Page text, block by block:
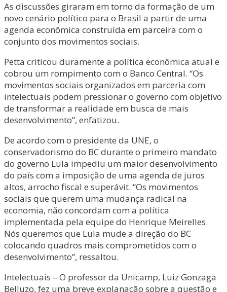
As discussões giraram em torno da formação de um
novo cenário político para o Brasil a partir de uma
agenda econômica construída em parceira com o
conjunto dos movimentos sociais.
Petta criticou duramente a política econômica atual e
cobrou um rompimento com o Banco Central. “Os
movimentos sociais organizados em parceria com
intelectuais podem pressionar o governo com objetivo
de transformar a realidade em busca de mais
desenvolvimento”, enfatizou.
De acordo com o presidente da UNE, o
conservadorismo do BC durante o primeiro mandato
do governo Lula impediu um maior desenvolvimento
do país com a imposição de uma agenda de juros
altos, arrocho fiscal e superávit. “Os movimentos
sociais que querem uma mudança radical na
economia, não concordam com a política
implementada pela equipe do Henrique Meirelles.
Nós queremos que Lula mude a direção do BC
colocando quadros mais comprometidos com o
desenvolvimento”, ressaltou.
Intelectuais – O professor da Unicamp, Luiz Gonzaga
Belluzo, fez uma breve explanação sobre a questão e